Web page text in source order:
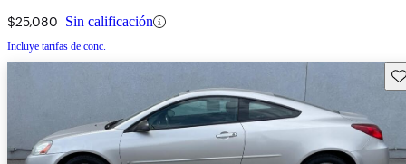
$25,080 Sin calificación
Incluye tarifas de conc.